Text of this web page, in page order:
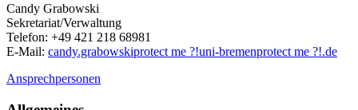
Candy Grabowski
Sekretariat/Verwaltung
Telefon: +49 421 218 68981
E-Mail: candy.grabowskiprotect me ?!uni-bremenprotect me ?!.de
Ansprechpersonen